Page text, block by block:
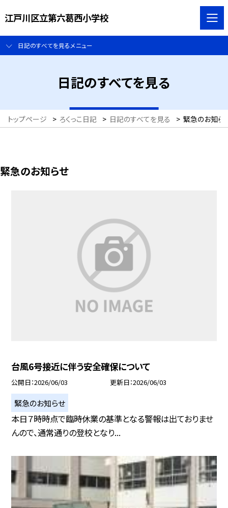
江戸川区立第六葛西小学校
日記のすべてを見るメニュー
日記のすべてを見る
トップページ > ろくっこ日記 > 日記のすべてを見る > 緊急のお知ら
緊急のお知らせ
台風6号接近に伴う安全確保について
公開日 2026/06/03 更新日 2026/06/03
緊急のお知らせ
本日７時時点で臨時休業の基準となる警報は出ておりませ
んので、通常通りの登校となり...